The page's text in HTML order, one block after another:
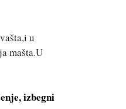
u
mašta.U
izbegni